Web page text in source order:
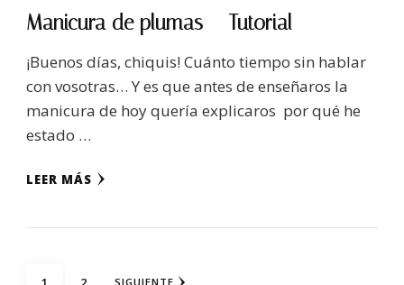
Manicura de plumas – Tutorial
¡Buenos días, chiquis! Cuánto tiempo sin hablar
con vosotras… Y es que antes de enseñaros la
manicura de hoy quería explicaros por qué he
estado …
LEER MÁS
PÁGINAPÁGINASIGUIENTE